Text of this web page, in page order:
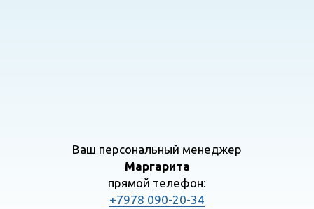
Ваш персональный менеджер
Маргарита
прямой телефон:
+7978 090-20-34